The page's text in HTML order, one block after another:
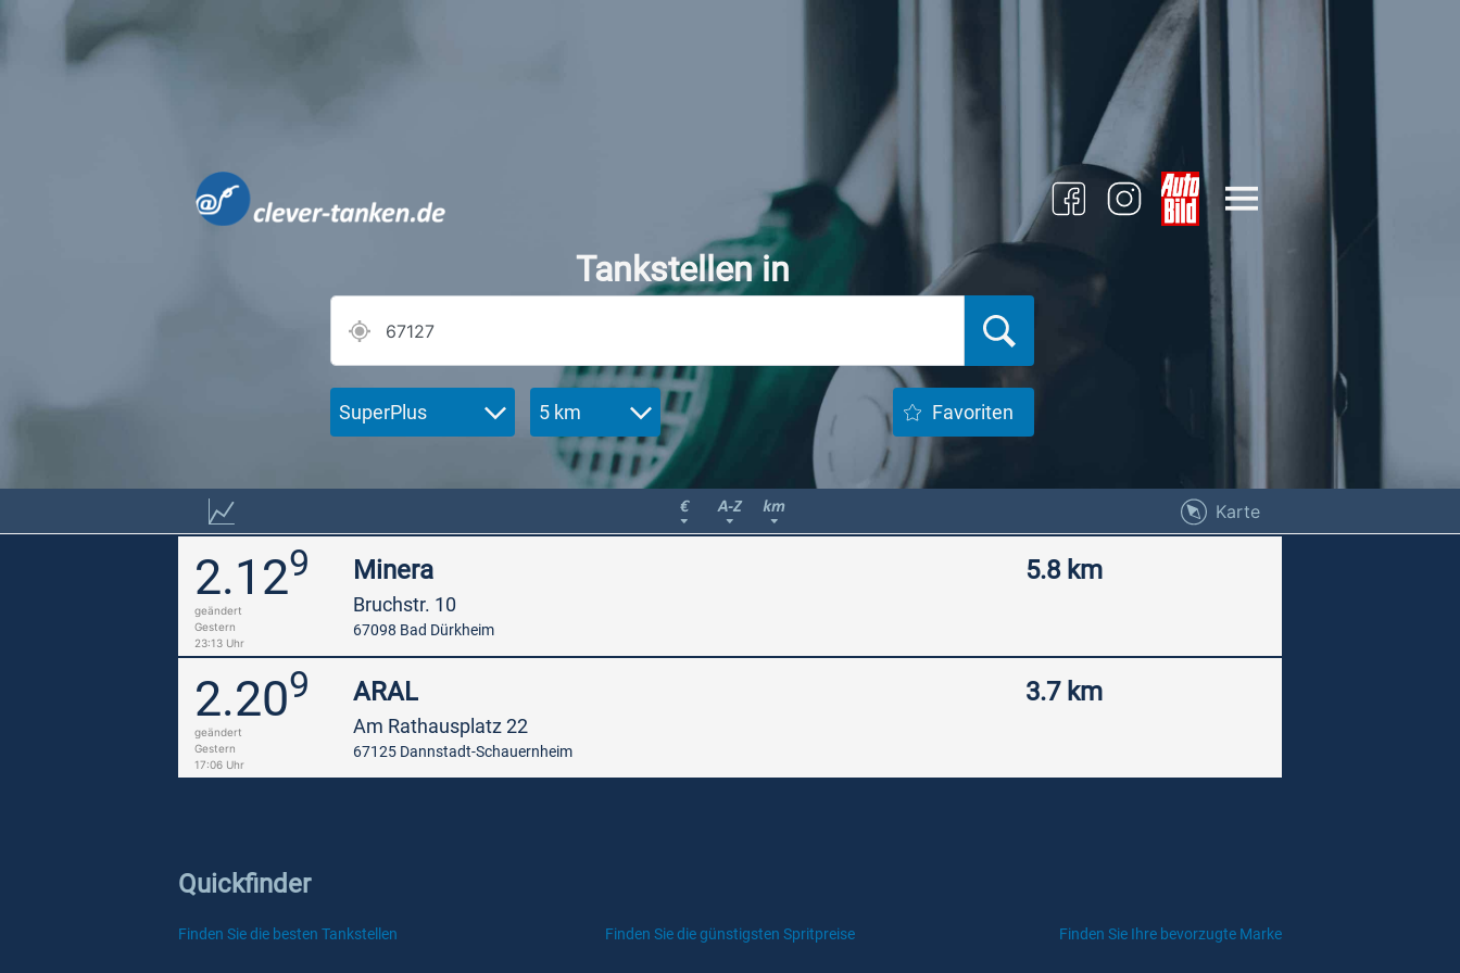
Tankstellen in
SuperPlus 5 km Favoriten
Karte
2.129
geändert
Gestern
23:13 Uhr
Minera 5.8 km
Bruchstr. 10
67098 Bad Dürkheim
2.209
geändert
Gestern
17:06 Uhr
ARAL 3.7 km
Am Rathausplatz 22
67125 Dannstadt-Schauernheim
Quickfinder
Finden Sie die besten Tankstellen Finden Sie die günstigsten Spritpreise Finden Sie Ihre bevorzugte Marke